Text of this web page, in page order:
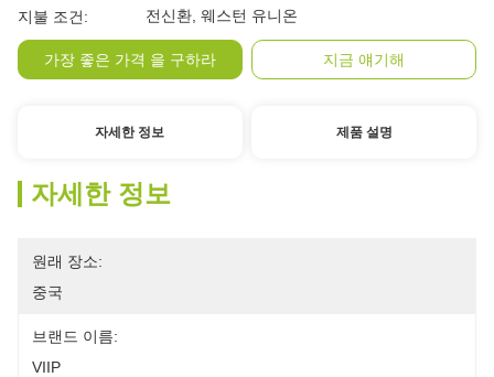
지불 조건: 전신환, 웨스턴 유니온
가장 좋은 가격 을 구하라 지금 얘기해
자세한 정보 제품 설명
자세한 정보
원래 장소:
중국
브랜드 이름:
VIIP